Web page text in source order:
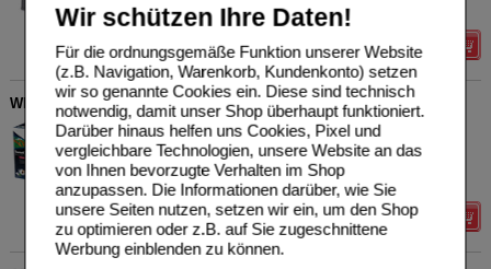
Wir schützen Ihre Daten!
Für die ordnungsgemäße Funktion unserer Website
(z.B. Navigation, Warenkorb, Kundenkonto) setzen
wir so genannte Cookies ein. Diese sind technisch
notwendig, damit unser Shop überhaupt funktioniert.
Darüber hinaus helfen uns Cookies, Pixel und
vergleichbare Technologien, unsere Website an das
von Ihnen bevorzugte Verhalten im Shop
anzupassen. Die Informationen darüber, wie Sie
unsere Seiten nutzen, setzen wir ein, um den Shop
zu optimieren oder z.B. auf Sie zugeschnittene
Werbung einblenden zu können.
1St Sie sparen
Details
WICK SweetDreams 2in1 Ultraschall Luftbefeuchter
KAZ Europe SA
11562623
UVP**
Unser Preis*
Sie sparen
Details